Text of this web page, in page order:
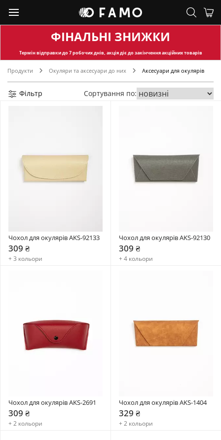
ФІНАЛЬНІ ЗНИЖКИ
Термін відправкидо 7 робочих днів, акція діє до закінчення акційних товарів
Продукти Окуляри та аксесуари до них Аксесуари для окулярів
Фільтр Сортування по:
Чохол для окулярів AKS-92133
309 ₴
+ 3 кольори
Чохол для окулярів AKS-92130
309 ₴
+ 4 кольори
Чохол для окулярів AKS-2691
309 ₴
+ 2 кольори
Чохол для окулярів AKS-1404
329 ₴
+ 2 кольори